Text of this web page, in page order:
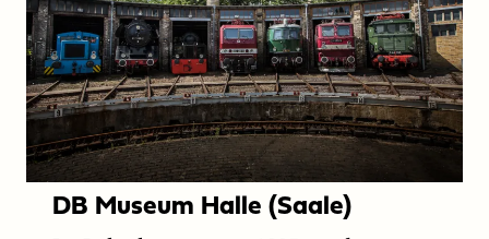
DB Museum Halle (Saale)